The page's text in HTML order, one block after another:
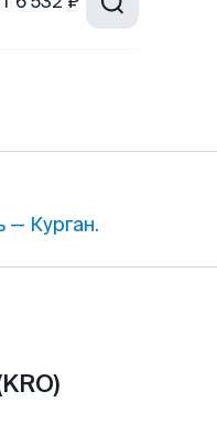
Курган.